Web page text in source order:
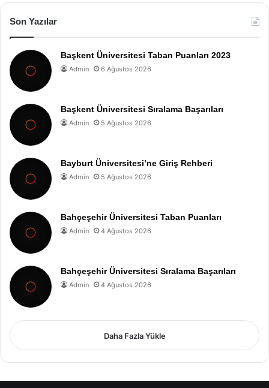
Son Yazılar
Başkent Üniversitesi Taban Puanları 2023
Admin 6 Ağustos 2026
Başkent Üniversitesi Sıralama Başarıları
Admin 5 Ağustos 2026
Bayburt Üniversitesi’ne Giriş Rehberi
Admin 5 Ağustos 2026
Bahçeşehir Üniversitesi Taban Puanları
Admin 4 Ağustos 2026
Bahçeşehir Üniversitesi Sıralama Başarıları
Admin 4 Ağustos 2026
Daha Fazla Yükle